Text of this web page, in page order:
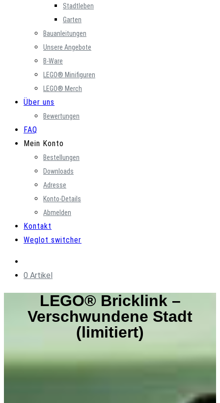
Stadtleben
Garten
Bauanleitungen
Unsere Angebote
B-Ware
LEGO® Minifiguren
LEGO® Merch
Über uns
Bewertungen
FAQ
Mein Konto
Bestellungen
Downloads
Adresse
Konto-Details
Abmelden
Kontakt
Weglot switcher
0 Artikel
LEGO® Bricklink –
Verschwundene Stadt
(limitiert)